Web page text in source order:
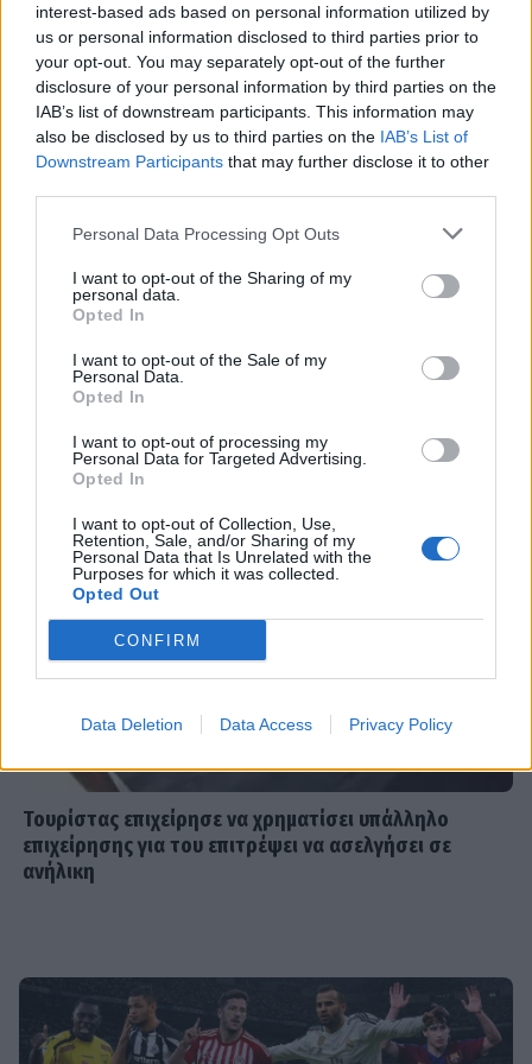
interest-based ads based on personal information utilized by
us or personal information disclosed to third parties prior to
your opt-out. You may separately opt-out of the further
disclosure of your personal information by third parties on the
IAB’s list of downstream participants. This information may
also be disclosed by us to third parties on the IAB’s List of
Downstream Participants that may further disclose it to other
Personal Data Processing Opt Outs
I want to opt-out of the Sharing of my
personal data.
Opted In
I want to opt-out of the Sale of my
Personal Data.
Opted In
I want to opt-out of processing my
Personal Data for Targeted Advertising.
Opted In
I want to opt-out of Collection, Use,
Retention, Sale, and/or Sharing of my
Personal Data that Is Unrelated with the
Purposes for which it was collected.
Opted Out
CONFIRM
Data Deletion Data Access Privacy Policy
SHOWBIZ
Απασφάλισε ο Δάντης: «Τολμάω να
το πω γιατί έχω μεγαλώσει πια. Δεν
με ενδιαφέρει αν με παρεξηγήσουν»
βλέμματα με το elegant chic look
SHOWBIZ
«Θα γίνετε ρόμπα…» - Ξέσπασε η
ανάρτηση
SHOWBIZ
Βαρύ πένθος για την Ιρένε Τροστ–
Ραγίζουν καρδιές τα λόγια για τον
μπαμπά της: «Όλα φαντάζουν
SHOWBIZ
ένιωσα περίεργα, τα συναισθήματα
δεν είναι γρανάζια»
Μαλλιαρόζη στην πρωινή
ενημέρωση του σταθμού
ΟΛΕΣ ΟΙ ΕΙΔΗΣΕΙΣ
DPG NETWORK
Τουρίστας επιχείρησε να χρηματίσει υπάλληλο
επιχείρησης για του επιτρέψει να ασελγήσει σε
ανήλικη